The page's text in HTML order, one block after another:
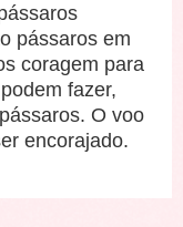
pássaros em
coragem para
fazer,
O voo
encorajado.